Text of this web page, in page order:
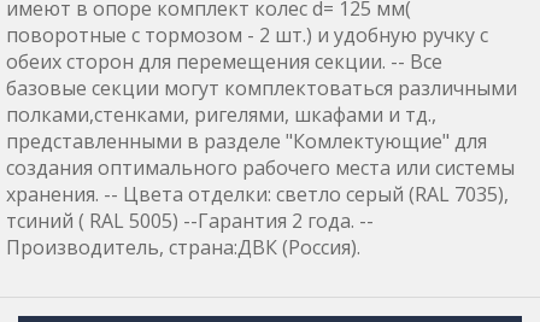
имеют в опоре комплект колес d= 125 мм(
поворотные с тормозом - 2 шт.) и удобную ручку с
обеих сторон для перемещения секции. -- Все
базовые секции могут комплектоваться различными
полками,стенками, ригелями, шкафами и тд.,
представленными в разделе "Комлектующие" для
создания оптимального рабочего места или системы
хранения. -- Цвета отделки: светло серый (RAL 7035),
тсиний ( RAL 5005) --Гарантия 2 года. --
Производитель, страна:ДВК (Россия).